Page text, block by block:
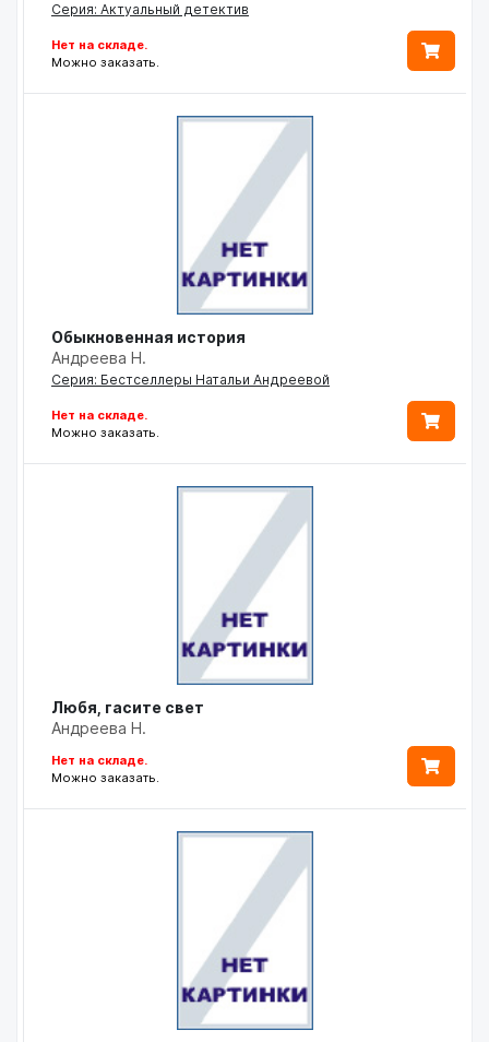
Серия: Актуальный детектив
Нет на складе.
Можно заказать.
Обыкновенная история
Андреева Н.
Серия: Бестселлеры Натальи Андреевой
Нет на складе.
Можно заказать.
Любя, гасите свет
Андреева Н.
Нет на складе.
Можно заказать.